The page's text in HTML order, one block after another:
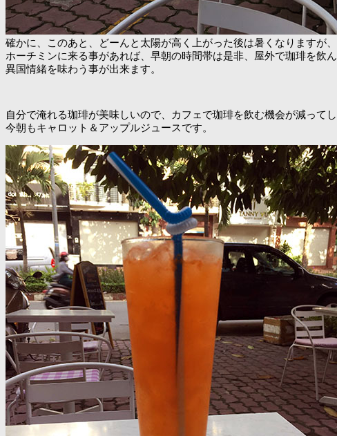
確かに、このあと、どーんと太陽が高く上がった後は暑くなりますが
ホーチミンに来る事があれば、早朝の時間帯は是非、屋外で珈琲を飲
異国情緒を味わう事が出来ます。
自分で淹れる珈琲が美味しいので、カフェで珈琲を飲む機会が減って
今朝もキャロット＆アップルジュースです。